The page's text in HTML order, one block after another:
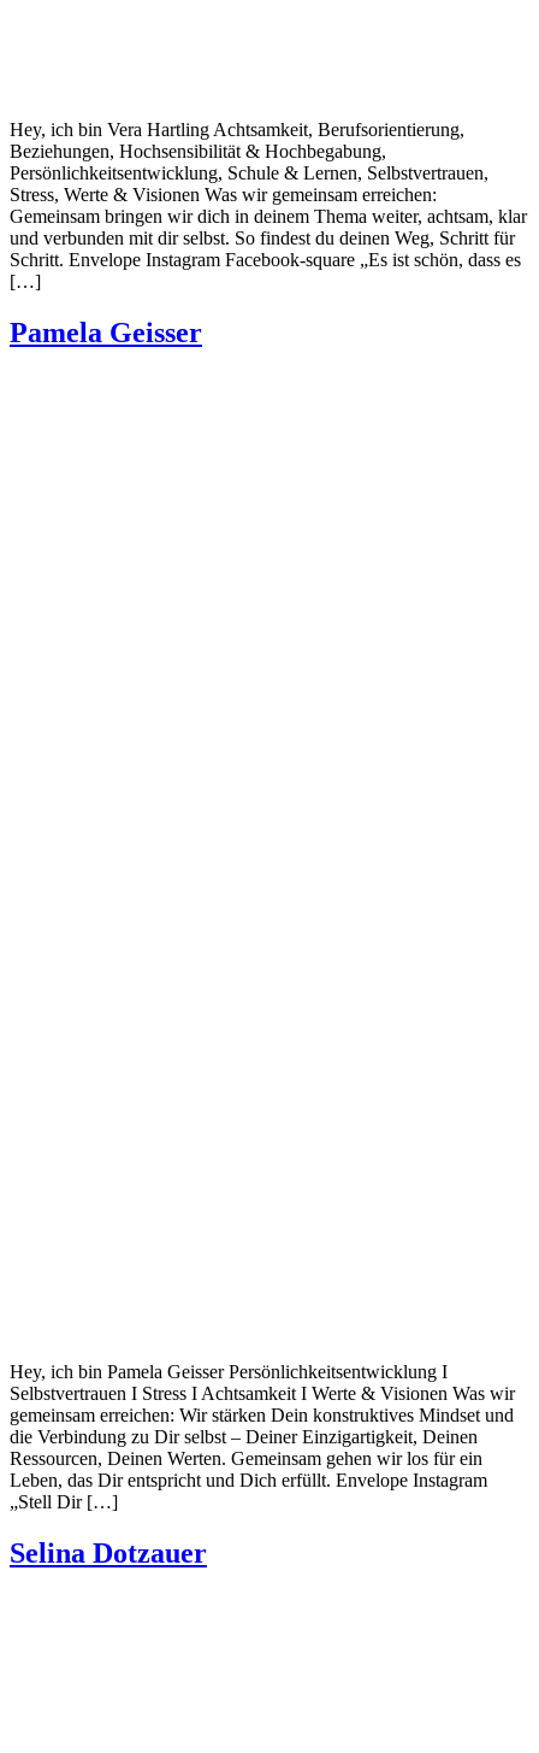
Hey, ich bin Vera Hartling Achtsamkeit, Berufsorientierung,
Beziehungen, Hochsensibilität & Hochbegabung,
Persönlichkeitsentwicklung, Schule & Lernen, Selbstvertrauen,
Stress, Werte & Visionen Was wir gemeinsam erreichen:
Gemeinsam bringen wir dich in deinem Thema weiter, achtsam, klar
und verbunden mit dir selbst. So findest du deinen Weg, Schritt für
Schritt. Envelope Instagram Facebook-square „Es ist schön, dass es
[…]
Pamela Geisser
Hey, ich bin Pamela Geisser Persönlichkeitsentwicklung I
Selbstvertrauen I Stress I Achtsamkeit I Werte & Visionen Was wir
gemeinsam erreichen: Wir stärken Dein konstruktives Mindset und
die Verbindung zu Dir selbst – Deiner Einzigartigkeit, Deinen
Ressourcen, Deinen Werten. Gemeinsam gehen wir los für ein
Leben, das Dir entspricht und Dich erfüllt. Envelope Instagram
„Stell Dir […]
Selina Dotzauer